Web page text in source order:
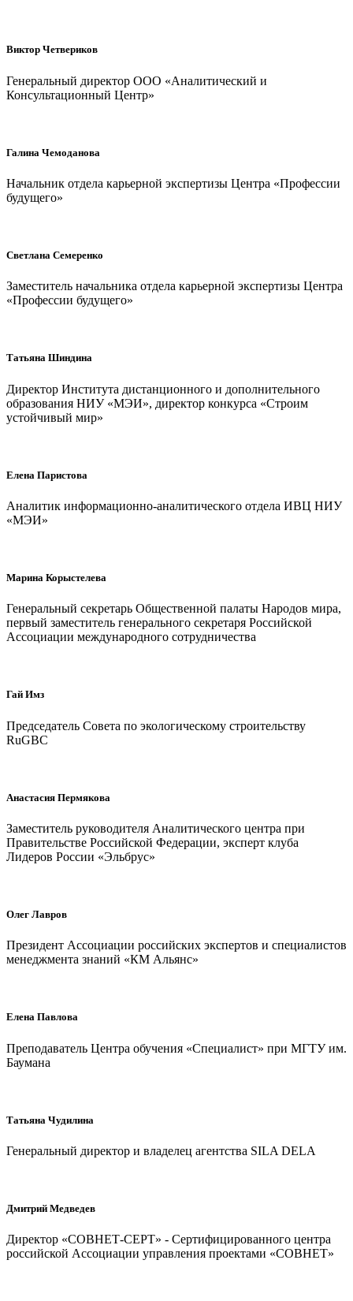
Виктор Четвериков
Генеральный директор ООО «Аналитический и
Консультационный Центр»
Галина Чемоданова
Начальник отдела карьерной экспертизы Центра «Профессии
будущего»
Светлана Семеренко
Заместитель начальника отдела карьерной экспертизы Центра
«Профессии будущего»
Татьяна Шиндина
Директор Института дистанционного и дополнительного
образования НИУ «МЭИ», директор конкурса «Строим
устойчивый мир»
Елена Паристова
Аналитик информационно-аналитического отдела ИВЦ НИУ
«МЭИ»
Марина Корыстелева
Генеральный секретарь Общественной палаты Народов мира,
первый заместитель генерального секретаря Российской
Ассоциации международного сотрудничества
Гай Имз
Председатель Совета по экологическому строительству
RuGBC
Анастасия Пермякова
Заместитель руководителя Аналитического центра при
Правительстве Российской Федерации, эксперт клуба
Лидеров России «Эльбрус»
Олег Лавров
Президент Ассоциации российских экспертов и специалистов
менеджмента знаний «КМ Альянс»
Елена Павлова
Преподаватель Центра обучения «Специалист» при МГТУ им.
Баумана
Татьяна Чудилина
Генеральный директор и владелец агентства SILA DELA
Дмитрий Медведев
Директор «СОВНЕТ-СЕРТ» - Сертифицированного центра
российской Ассоциации управления проектами «СОВНЕТ»